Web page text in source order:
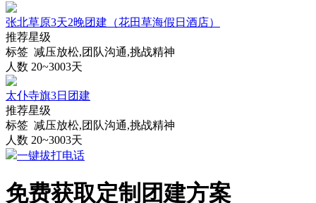
张北草原3天2晚团建（花田草海假日酒店）
推荐星级
标签 减压放松,团队沟通,挑战精神
人数 20~3003天
太仆寺旗3日团建
推荐星级
标签 减压放松,团队沟通,挑战精神
人数 20~3003天
一键拔打电话
免费获取定制团建方案